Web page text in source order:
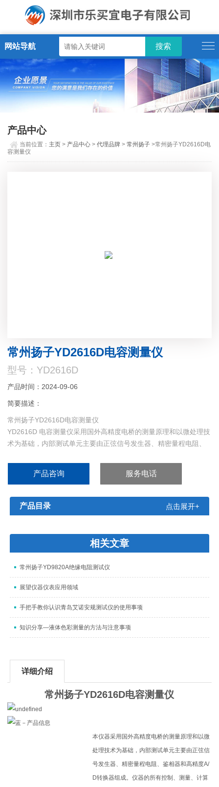
网站导航
产品中心
当前位置： 主页 > 产品中心 >代理品牌 >常州扬子 >常州扬子YD2616D电
容测量仪
常州扬子YD2616D电容测量仪
型号：YD2616D
产品时间：2024-09-06
简要描述：
常州扬子YD2616D电容测量仪
YD2616D 电容测量仪采用国外高精度电桥的测量原理和以微处理技
术为基础，内部测试单元主要由正弦信号发生器、精密量程电阻、
宽、速度快、稳定性好的特点。
产品咨询 服务电话
产品目录 点击展开+
相关文章
常州扬子YD9820A绝缘电阻测试仪
展望仪器仪表应用领域
手把手教你认识青岛艾诺安规测试仪的使用事项
知识分享—液体色彩测量的方法与注意事项
详细介绍
常州扬子YD2616D电容测量仪
本仪器采用国外高精度电桥的测量原理和以微
处理技术为基础，内部测试单元主要由正弦信
号发生器、精密量程电阻、鉴相器和高精度A/
D转换器组成。仪器的所有控制、测量、计算